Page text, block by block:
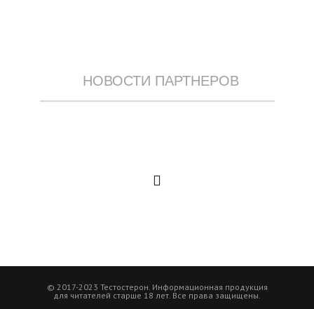
НОВОСТИ ПАРТНЕРОВ
© 2017-2023 Тестостерон. Информационная продукция
для читателей старше 18 лет. Все права защищены.